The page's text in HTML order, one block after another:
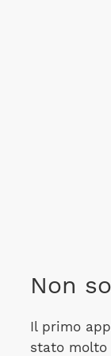
Non
Il primo
stato molto